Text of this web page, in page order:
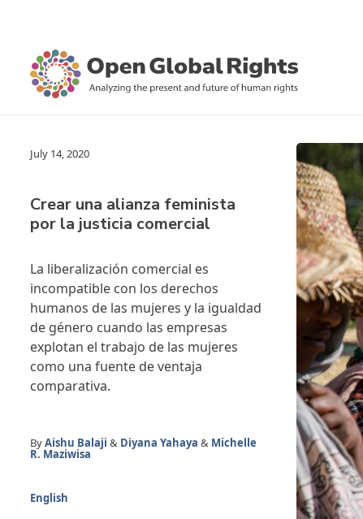
July 14, 2020
Crear una alianza feminista
por la justicia comercial
La liberalización comercial es
incompatible con los derechos
humanos de las mujeres y la igualdad
de género cuando las empresas
explotan el trabajo de las mujeres
como una fuente de ventaja
comparativa.
ByAishu Balaji & Diyana Yahaya & Michelle
R. Maziwisa
English